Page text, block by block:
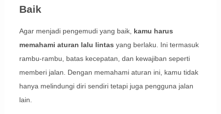
Baik
Agar menjadi pengemudi yang baik, kamu harus
memahami aturan lalu lintas yang berlaku. Ini termasuk
rambu-rambu, batas kecepatan, dan kewajiban seperti
memberi jalan. Dengan memahami aturan ini, kamu tidak
hanya melindungi diri sendiri tetapi juga pengguna jalan
lain.